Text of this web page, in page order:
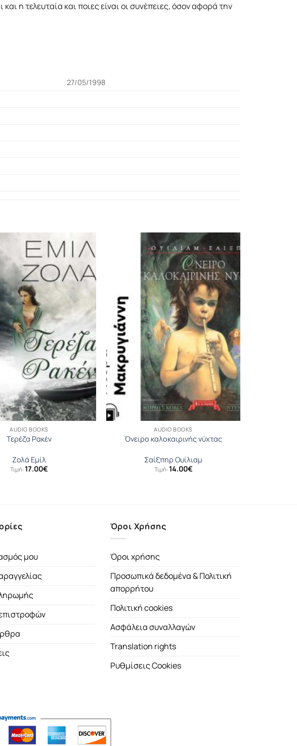
η τελευταία και ποιες είναι οι συνέπειες, όσον αφορά την
27/05/1998
AUDIO BOOKS
Τερέζα Ρακέν
Ζολά Εμίλ
Τιμή:17.00€
AUDIO BOOKS
Όνειρο καλοκαιρινής νύχτας
Σαίξπηρ Ουίλιαμ
Τιμή:14.00€
μου
Όροι Χρήσης
Όροι χρήσης
Προσωπικά δεδομένα & Πολιτική
απορρήτου
Πολιτική cookies
Ασφάλεια συναλλαγών
Translation rights
Ρυθμίσεις Cookies